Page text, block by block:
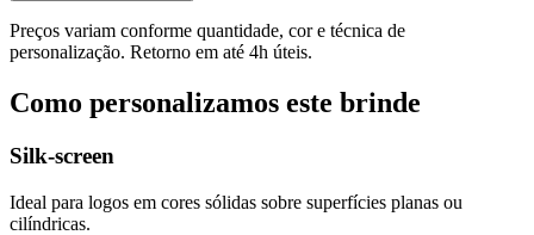
Preços variam conforme quantidade, cor e técnica de
personalização. Retorno em até 4h úteis.
Como personalizamos este brinde
Silk-screen
Ideal para logos em cores sólidas sobre superfícies planas ou
cilíndricas.